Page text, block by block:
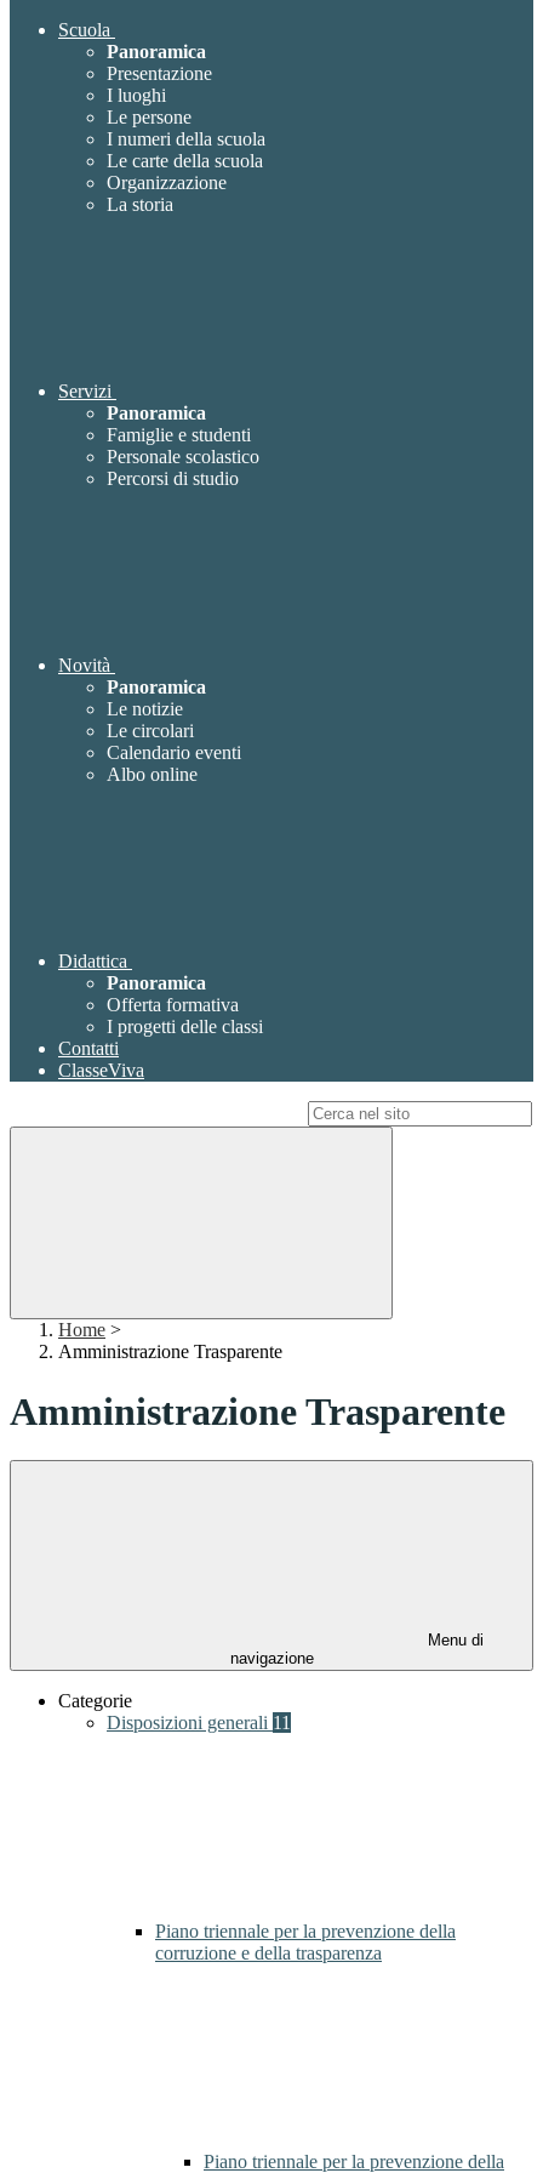
Scuola
Panoramica
Presentazione
I luoghi
Le persone
I numeri della scuola
Le carte della scuola
Organizzazione
La storia
Servizi
Panoramica
Famiglie e studenti
Personale scolastico
Percorsi di studio
Novità
Panoramica
Le notizie
Le circolari
Calendario eventi
Albo online
Didattica
Panoramica
Offerta formativa
I progetti delle classi
Contatti
ClasseViva
Home >
Amministrazione Trasparente
Amministrazione Trasparente
Menu di
navigazione
Categorie
Disposizioni generali 11
Piano triennale per la prevenzione della
corruzione e della trasparenza
Piano triennale per la prevenzione della